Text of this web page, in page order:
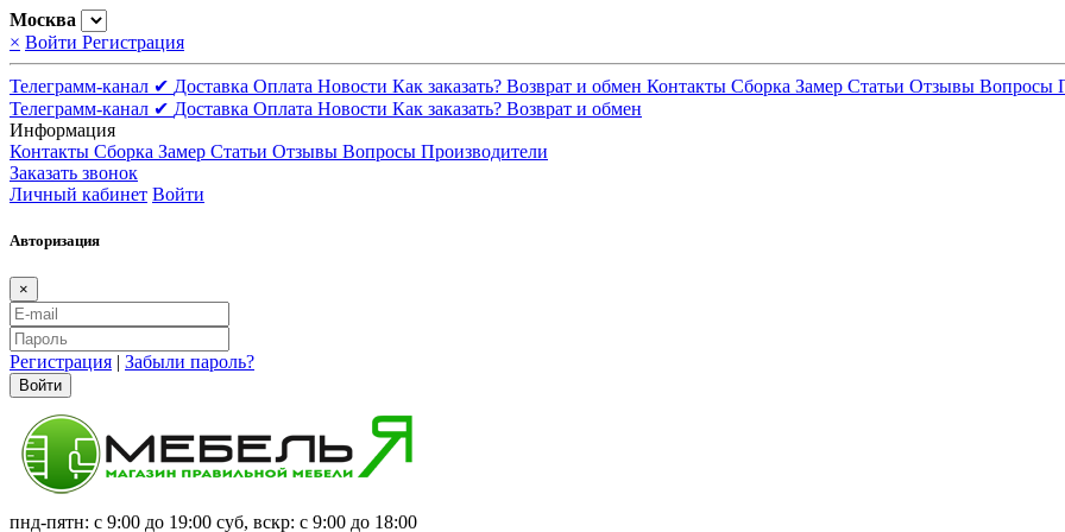
Москва
× Войти Регистрация
Телеграмм-канал ✔ Доставка Оплата Новости Как заказать? Возврат и обмен Контакты Сборка Замер Статьи Отзывы Вопросы
Телеграмм-канал ✔ Доставка Оплата Новости Как заказать? Возврат и обмен
Информация
Контакты Сборка Замер Статьи Отзывы Вопросы Производители
Заказать звонок
Личный кабинет Войти
Авторизация
×
Регистрация | Забыли пароль?
Войти
пнд-пятн: с 9:00 до 19:00 суб, вскр: с 9:00 до 18:00